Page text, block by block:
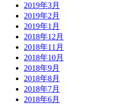
2019年3月
2019年2月
2019年1月
2018年12月
2018年11月
2018年10月
2018年9月
2018年8月
2018年7月
2018年6月